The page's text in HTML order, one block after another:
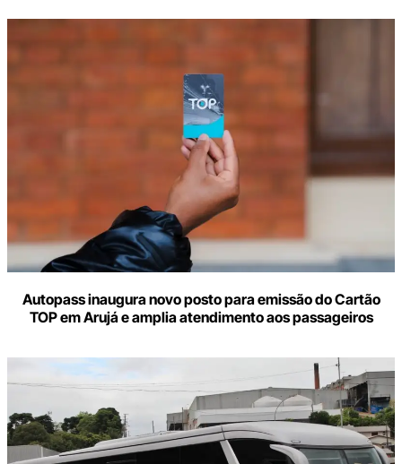
Autopass inaugura novo posto para emissão do Cartão
TOP em Arujá e amplia atendimento aos passageiros